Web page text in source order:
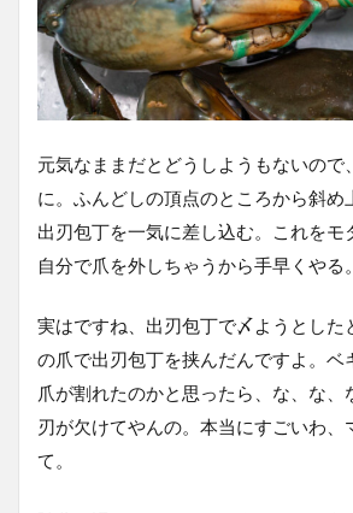
元気なままだとどうしようもないので
に。ふんどしの頂点のところから斜め
出刃包丁を一気に差し込む。これをモ
自分で爪を外しちゃうから手早くやる。
実はですね、出刃包丁で〆ようとした
の爪で出刃包丁を挟んだんですよ。ベ
爪が割れたのかと思ったら、な、な、
刃が欠けてやんの。本当にすごいわ、
て。